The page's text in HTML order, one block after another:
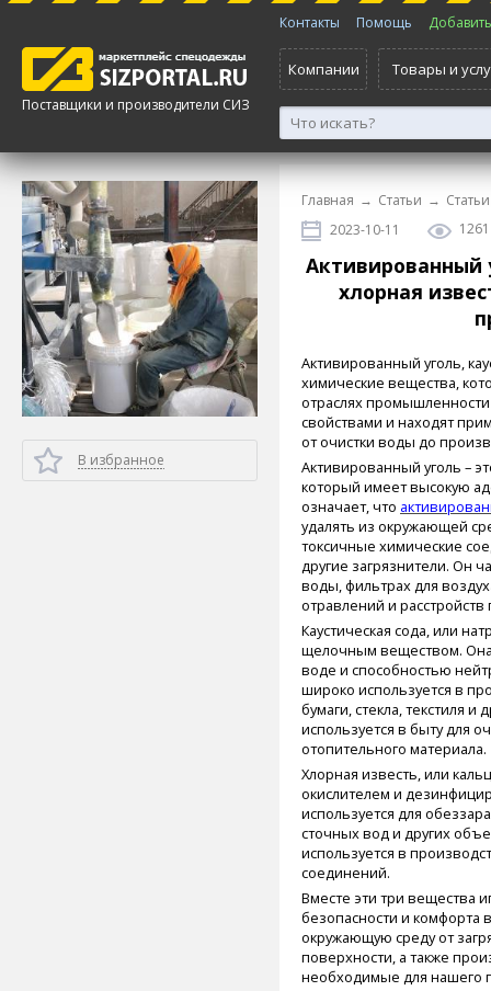
Поставщики и производители СИЗ
Контакты Помощь
Компании Товары и
В избранное
Главная → Статьи →
2023-10-11
Активированный
хлорная
Активированный уголь,
химические вещества,
отраслях
свойствами и находят
от очистки воды до
Активированный уголь –
который имеет высокую
означает, что
удалять из окружающей
токсичные химические
другие загрязнители. Он
воды, фильтрах для
отравлений и
Каустическая сода, или
щелочным веществом.
воде и способностью
широко используется в
бумаги, стекла, текстиля и
используется в быту для
отопительного материала.
Хлорная известь, или
окислителем и
используется для
сточных вод и других
используется в
соединений.
Вместе эти три вещества
безопасности и
окружающую среду от
поверхности, а также
необходимые для нашего